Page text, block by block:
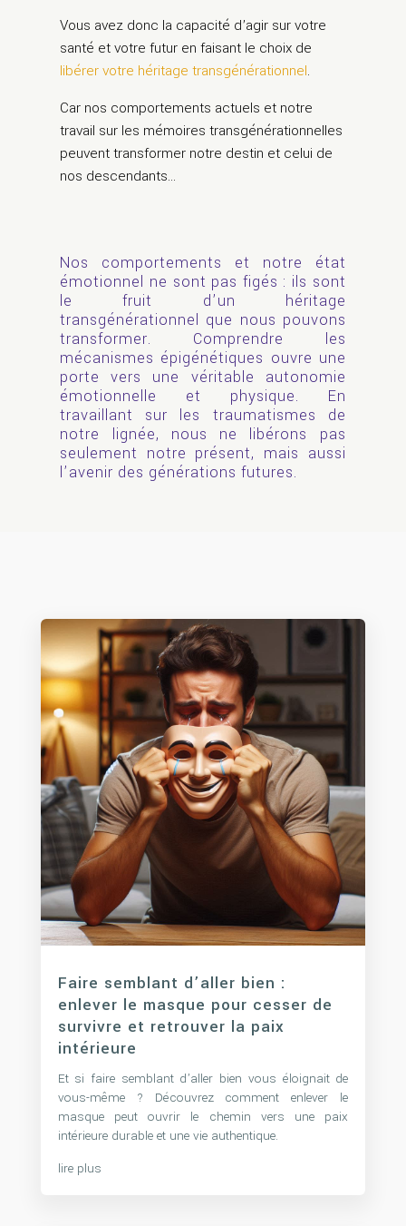
Vous avez donc la capacité d’agir sur votre
santé et votre futur en faisant le choix de
libérer votre héritage transgénérationnel.
Car nos comportements actuels et notre
travail sur les mémoires transgénérationnelles
peuvent transformer notre destin et celui de
nos descendants…
Nos comportements et notre état
émotionnel ne sont pas figés : ils sont
le fruit d’un héritage
transgénérationnel que nous pouvons
transformer. Comprendre les
mécanismes épigénétiques ouvre une
porte vers une véritable autonomie
émotionnelle et physique. En
travaillant sur les traumatismes de
notre lignée, nous ne libérons pas
seulement notre présent, mais aussi
l’avenir des générations futures.
Faire semblant d’aller bien :
enlever le masque pour cesser de
survivre et retrouver la paix
intérieure
Et si faire semblant d’aller bien vous éloignait de
vous-même ? Découvrez comment enlever le
masque peut ouvrir le chemin vers une paix
intérieure durable et une vie authentique.
lire plus